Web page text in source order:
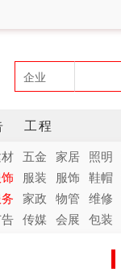
工程
五金 家居 照明
服装 服饰 鞋帽
家政 物管 维修
传媒 会展 包装